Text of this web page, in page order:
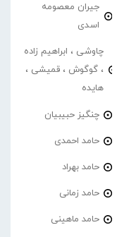
جیران معصومه
اسدی
چاوشی ، ابراهیم زاده
، گوگوش ، قمیشی ،
هایده
چنگیز حبیبیان
حامد احمدی
حامد بهراد
حامد زمانی
حامد ماهینی